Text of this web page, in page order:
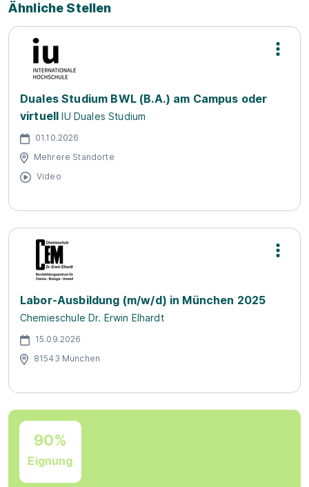
Ähnliche Stellen
Duales Studium BWL (B.A.) am Campus oder
virtuell IU Duales Studium
01.10.2026
Mehrere Standorte
Video
Labor-Ausbildung (m/w/d) in München 2025
Chemieschule Dr. Erwin Elhardt
15.09.2026
81543 München
90%
Eignung